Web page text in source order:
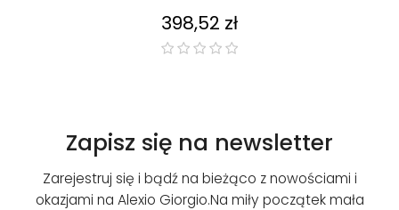
Cena
398,52 zł
Zapisz się na newsletter
Zarejestruj się i bądź na bieżąco z nowościami i
okazjami na Alexio Giorgio.Na miły początek mała